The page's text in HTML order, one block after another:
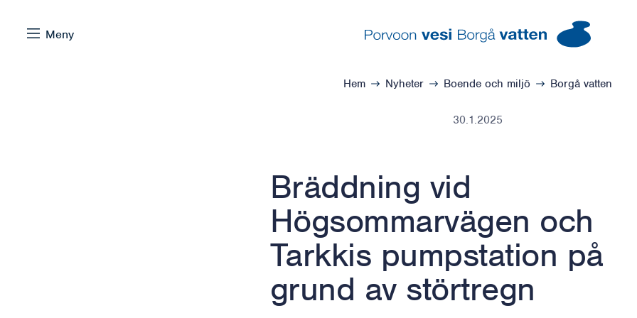
Meny
Hem Nyheter Boende och miljö Borgå vatten
30.1.2025
Bräddning vid
Högsommarvägen och
Tarkkis pumpstation på
grund av störtregn